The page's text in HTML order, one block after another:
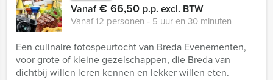
Vanaf€ 66,50 p.p. excl. BTW
Vanaf 12 personen ‐ 5 uur en 30 minuten
Een culinaire fotospeurtocht van Breda Evenementen,
voor grote of kleine gezelschappen, die Breda van
dichtbij willen leren kennen en lekker willen eten.